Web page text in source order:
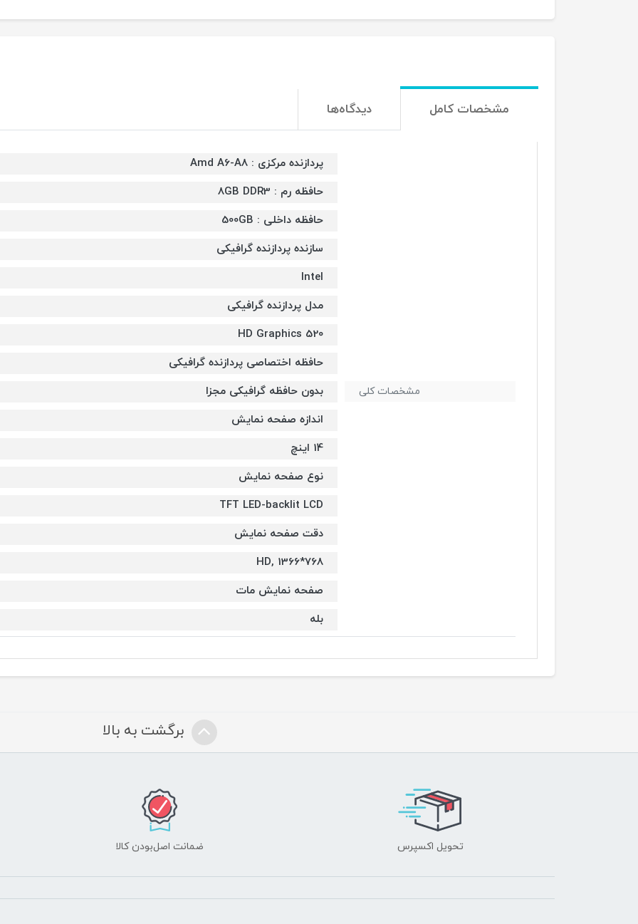
مشخصات کامل دیدگاه‌ها
مشخصات کلی
پردازنده مرکزی : Amd A6-A8
حافظه رم : 8GB DDR3
حافظه داخلی : 500GB
سازنده پردازنده گرافیکی
Intel
مدل پردازنده گرافیکی
HD Graphics 520
حافظه اختصاصی پردازنده گرافیکی
بدون حافظه گرافیکی مجزا
اندازه صفحه نمایش
14 اینچ
نوع صفحه نمایش
TFT LED-backlit LCD
دقت صفحه نمایش
HD, 1366*768
صفحه نمایش مات
بله
برگشت به بالا
تحویل اکسپرس ضمانت اصل‌بودن کالا